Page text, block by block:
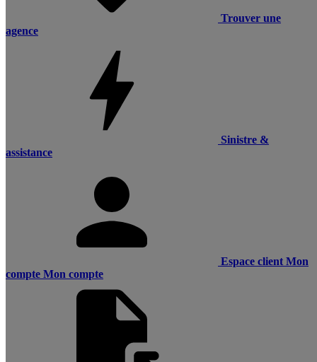
Trouver une
agence
Sinistre &
assistance
Espace client Mon
compte Mon compte